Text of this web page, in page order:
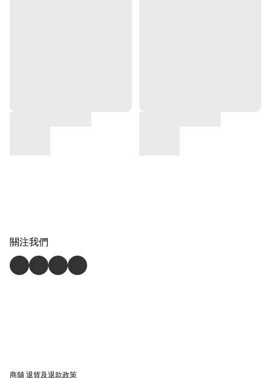
關注我們
商舖退貨及退款政策